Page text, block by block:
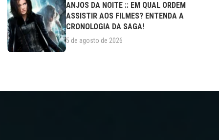
ANJOS DA NOITE :: EM QUAL ORDEM
ASSISTIR AOS FILMES? ENTENDA A
CRONOLOGIA DA SAGA!
5 de agosto de 2026